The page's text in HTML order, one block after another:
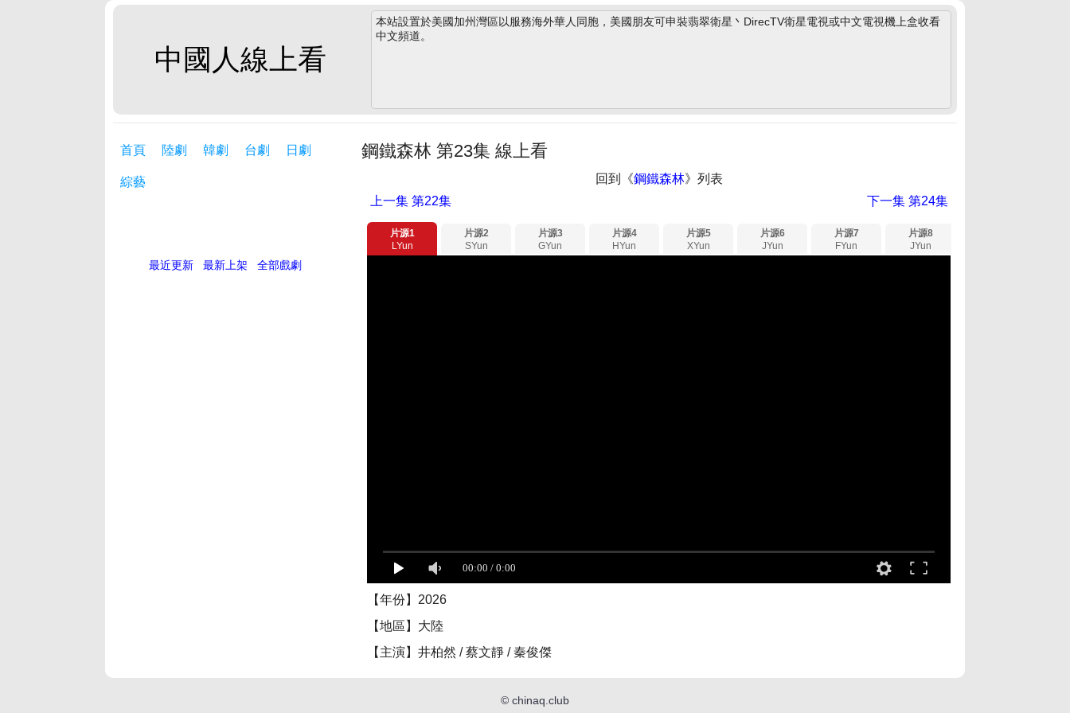
中國人線上看
本站設置於美國加州灣區以服務海外華人同胞，美國朋友可申裝翡翠衛星丶DirecTV衛星電視或中文電視機上盒收看
中文頻道。
首頁 陸劇 韓劇 台劇 日劇
綜藝
最近更新 最新上架 全部戲劇
鋼鐵森林 第23集 線上看
回到《鋼鐵森林》列表
上一集 第22集 下一集第24集
片源1
LYun
片源2
SYun
片源3
GYun
片源4
HYun
片源5
XYun
片源6
JYun
片源7
FYun
片源8
JYun
【年份】2026
【地區】大陸
【主演】井柏然 / 蔡文靜 / 秦俊傑
© chinaq.club